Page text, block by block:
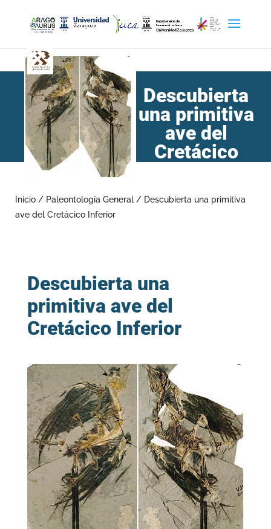
Descubierta
una primitiva
ave del
Cretácico
Inicio / Paleontología General / Descubierta una primitiva
ave del Cretácico Inferior
Descubierta una
primitiva ave del
Cretácico Inferior